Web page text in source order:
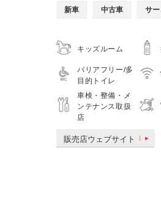
新車 中古車 サー
キッズルーム
バリアフリー/多
目的トイレ
車検・整備・メ
ンテナンス取扱
店
販売店ウェブサイト